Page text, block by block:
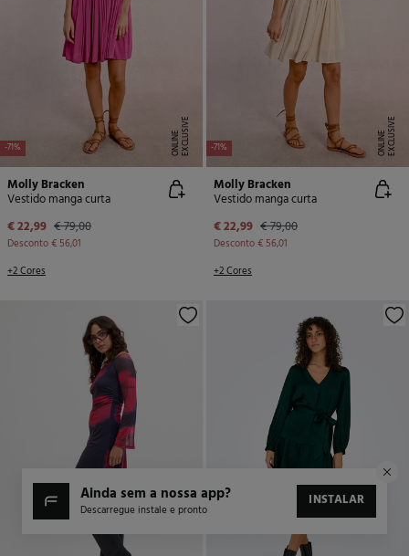
-71% E
X
C
L
U
SI
V
E
O
N
LI
N
E
Molly Bracken
Vestido manga curta
€ 22,99 € 79,00
Desconto€ 56,01
+2 Cores
-71% E
X
C
L
U
SI
V
E
O
N
LI
N
E
Molly Bracken
Vestido manga curta
€ 22,99 € 79,00
Desconto€ 56,01
+2 Cores
ainda sem a nossa app?
Descarregue instale e pronto
INSTALAR